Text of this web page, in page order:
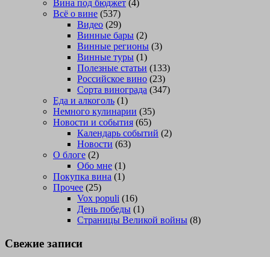
Вина под бюджет (4)
Всё о вине (537)
Видео (29)
Винные бары (2)
Винные регионы (3)
Винные туры (1)
Полезные статьи (133)
Российское вино (23)
Сорта винограда (347)
Еда и алкоголь (1)
Немного кулинарии (35)
Новости и события (65)
Календарь событий (2)
Новости (63)
О блоге (2)
Обо мне (1)
Покупка вина (1)
Прочее (25)
Vox populi (16)
День победы (1)
Страницы Великой войны (8)
Свежие записи